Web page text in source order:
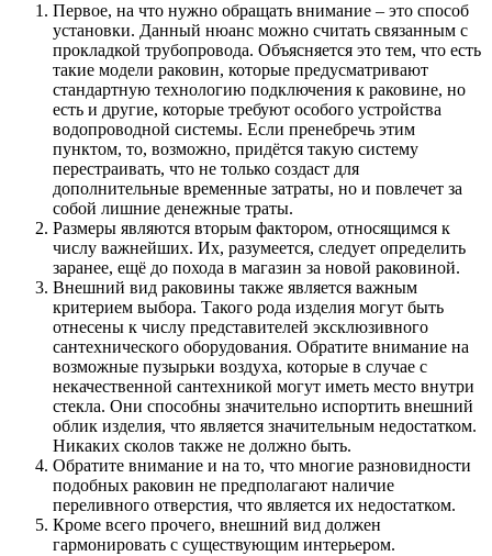
Первое, на что нужно обращать внимание – это способ
установки. Данный нюанс можно считать связанным с
прокладкой трубопровода. Объясняется это тем, что есть
такие модели раковин, которые предусматривают
стандартную технологию подключения к раковине, но
есть и другие, которые требуют особого устройства
водопроводной системы. Если пренебречь этим
пунктом, то, возможно, придётся такую систему
перестраивать, что не только создаст для
дополнительные временные затраты, но и повлечет за
собой лишние денежные траты.
Размеры являются вторым фактором, относящимся к
числу важнейших. Их, разумеется, следует определить
заранее, ещё до похода в магазин за новой раковиной.
Внешний вид раковины также является важным
критерием выбора. Такого рода изделия могут быть
отнесены к числу представителей эксклюзивного
сантехнического оборудования. Обратите внимание на
возможные пузырьки воздуха, которые в случае с
некачественной сантехникой могут иметь место внутри
стекла. Они способны значительно испортить внешний
облик изделия, что является значительным недостатком.
Никаких сколов также не должно быть.
Обратите внимание и на то, что многие разновидности
подобных раковин не предполагают наличие
переливного отверстия, что является их недостатком.
Кроме всего прочего, внешний вид должен
гармонировать с существующим интерьером.